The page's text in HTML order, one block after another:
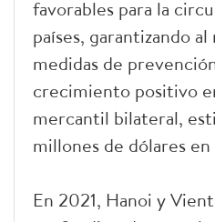
favorables para la
países, garantizando
medidas de
crecimiento positivo
mercantil bilateral,
millones de dólares
En 2021, Hanoi y